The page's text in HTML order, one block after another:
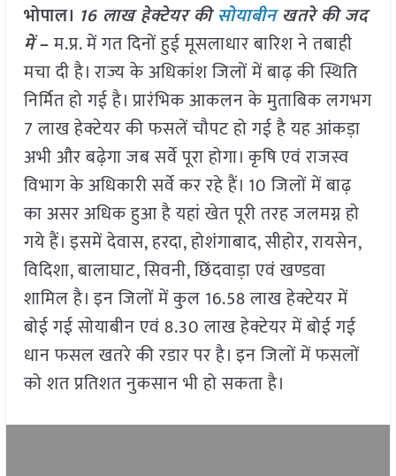
भोपाल। 16 लाख हेक्टेयर कीसोयाबीनखतरे की जद
में–म.प्र. में गत दिनों हुई मूसलाधार बारिश ने तबाही
मचा दी है। राज्य के अधिकांश जिलों में बाढ़ की स्थिति
निर्मित हो गई है। प्रारंभिक आकलन के मुताबिक लगभग
7 लाख हेक्टेयर की फसलें चौपट हो गई है यह आंकड़ा
अभी और बढ़ेगा जब सर्वे पूरा होगा। कृषि एवं राजस्व
विभाग के अधिकारी सर्वे कर रहे हैं। 10 जिलों में बाढ़
का असर अधिक हुआ है यहां खेत पूरी तरह जलमग्न हो
गये हैं। इसमें देवास, हरदा, होशंगाबाद, सीहोर, रायसेन,
विदिशा, बालाघाट, सिवनी, छिंदवाड़ा एवं खण्डवा
शामिल है। इन जिलों में कुल 16.58 लाख हेक्टेयर में
बोई गई सोयाबीन एवं 8.30 लाख हेक्टेयर में बोई गई
धान फसल खतरे की रडार पर है। इन जिलों में फसलों
को शत प्रतिशत नुकसान भी हो सकता है।